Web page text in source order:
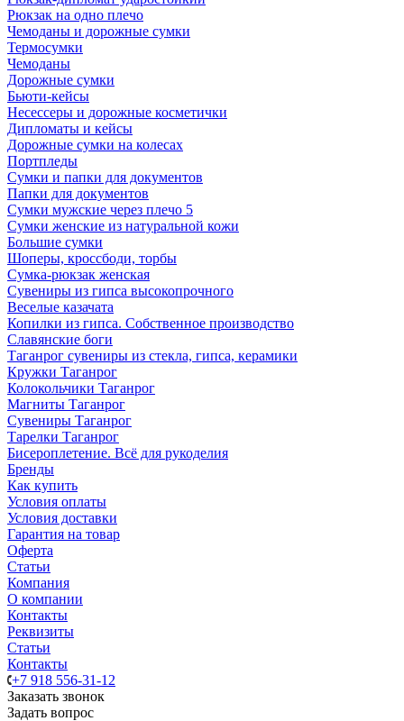
Рюкзак на одно плечо
Чемоданы и дорожные сумки
Термосумки
Чемоданы
Дорожные сумки
Бьюти-кейсы
Несессеры и дорожные косметички
Дипломаты и кейсы
Дорожные сумки на колесах
Портпледы
Сумки и папки для документов
Папки для документов
Сумки мужские через плечо 5
Сумки женские из натуральной кожи
Большие сумки
Шоперы, кроссбоди, торбы
Сумка-рюкзак женская
Сувениры из гипса высокопрочного
Веселые казачата
Копилки из гипса. Собственное производство
Славянские боги
Таганрог сувениры из стекла, гипса, керамики
Кружки Таганрог
Колокольчики Таганрог
Магниты Таганрог
Сувениры Таганрог
Тарелки Таганрог
Бисероплетение. Всё для рукоделия
Бренды
Как купить
Условия оплаты
Условия доставки
Гарантия на товар
Оферта
Статьи
Компания
О компании
Контакты
Реквизиты
Статьи
Контакты
+7 918 556-31-12
Заказать звонок
Задать вопрос